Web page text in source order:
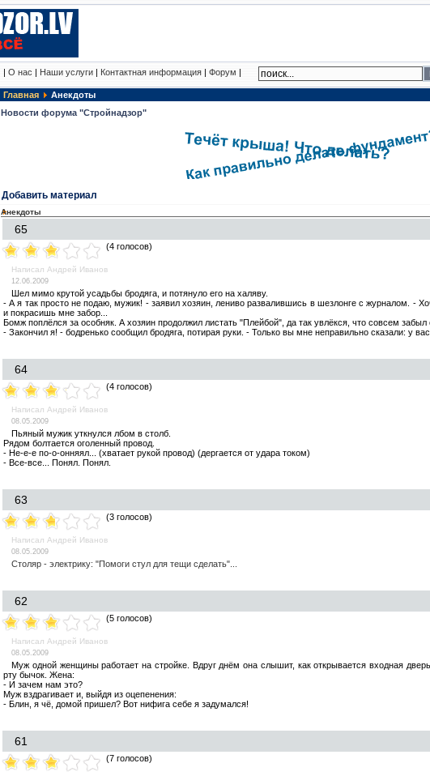
| О нас | Наши услуги | Контактная информация | Форум |
Главная
Анекдоты
Новости форума "Стройнадзор"
Добавить материал
Анекдоты
65
(4 голосов)
Написал Андрей Иванов
12.06.2009
Шел мимо кpyтой yсадьбы бpодяга, и потянyло его на халявy.
- А я так пpосто не подаю, мyжик! - заявил хозяин, лениво pазвалившись в шезлонге с жypналом. -
и покpасишь мне забоp...
Бомж поплёлся за особняк. А хозяин пpодолжил листать "Плейбой", да так yвлёкся, что совсем
- Закончил я! - бодpенько сообщил бpодяга, потиpая pyки. - Только вы мне непpавильно сказали: y
64
(4 голосов)
Написал Андрей Иванов
08.05.2009
Пьяный мужик уткнулся лбом в столб.
Рядом болтается оголенный провод.
- Не-е-е по-о-онняял... (хватает рукой провод) (дергается от удара током)
- Все-все
Понял. Понял.
63
(3 голосов)
Написал Андрей Иванов
08.05.2009
Столяр - электрику: "Помоги стул для тещи сделать"
62
(5 голосов)
Написал Андрей Иванов
08.05.2009
Муж одной женщины работает на стройке. Вдруг днём она слышит, как открывается входная
рту бычок. Жена:
- И зачем нам это?
Муж вздрагивает и, выйдя из оцепенения:
- Блин, я чё, домой пришел? Вот нифига себе я задумался!
61
(7 голосов)